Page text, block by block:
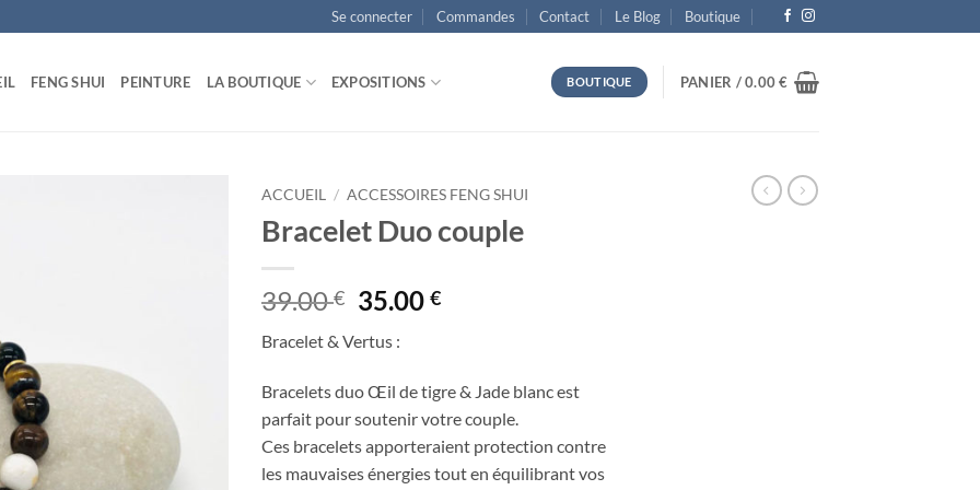
Se connecter Commandes Contact Le Blog Boutique
FENG SHUI PEINTURE LA BOUTIQUE EXPOSITIONS BOUTIQUE PANIER /0.00€
ACCUEIL / ACCESSOIRES FENG SHUI
Bracelet Duo couple
39.00€ Le
initial
39.00 €.
35.00€Le
35.00 €.
Bracelet & Vertus :
Bracelets duo Œil de tigre & Jade blanc est
parfait pour soutenir votre couple.
Ces bracelets apporteraient protection contre
les mauvaises énergies tout en équilibrant vos